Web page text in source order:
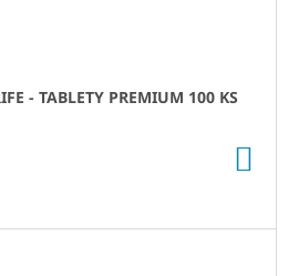
- TABLETY PREMIUM 100 KS